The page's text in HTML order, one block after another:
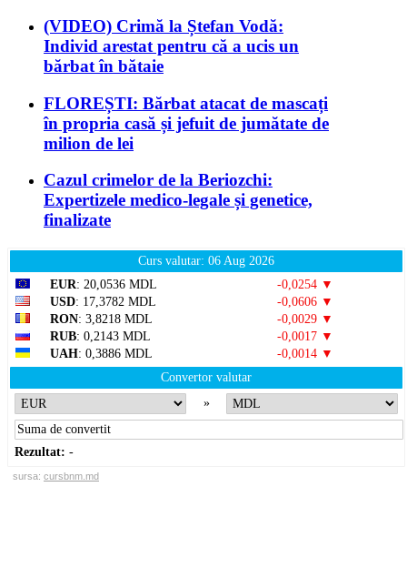
(VIDEO) Crimă la Ștefan Vodă:
Individ arestat pentru că a ucis un
bărbat în bătaie
FLOREȘTI: Bărbat atacat de mascați
în propria casă și jefuit de jumătate de
milion de lei
Cazul crimelor de la Beriozchi:
Expertizele medico-legale și genetice,
finalizate
Curs valutar: 06 Aug 2026
EUR: 20,0536 MDL
-0,0254 ▼
USD: 17,3782 MDL
-0,0606 ▼
RON: 3,8218 MDL
-0,0029 ▼
RUB: 0,2143 MDL
-0,0017 ▼
UAH: 0,3886 MDL
-0,0014 ▼
Convertor valutar
»
Rezultat: -
sursa: cursbnm.md